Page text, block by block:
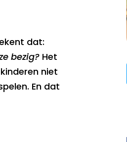
dat:
bezig? Het
niet
En dat